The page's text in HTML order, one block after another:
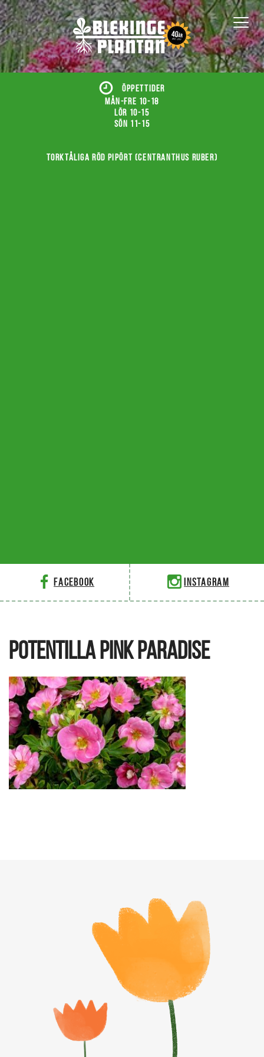
ÖPPETTIDER
Mån-fre 10-18
Lör 10-15
Sön 11-15
Torktåliga röd pipört (Centranthus ruber)
Facebook Instagram
POTENTILLA PINK PARADISE